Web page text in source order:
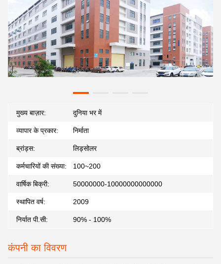
मुख्य बाज़ार: दुनिया भर में
व्यापार के प्रकार: निर्माता
ब्रांड्स: लिड्सोलर
कर्मचारियों की संख्या: 100~200
वार्षिक बिक्री: 50000000-10000000000000
स्थापित वर्ष: 2009
निर्यात पी.सी: 90% - 100%
कंपनी का विवरण